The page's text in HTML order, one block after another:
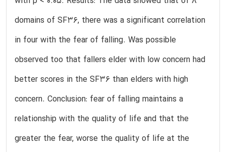
domains of SF36, there was a significant correlation
in four with the fear of falling. Was possible
observed too that fallers elder with low concern had
better scores in the SF36 than elders with high
concern. Conclusion: fear of falling maintains a
relationship with the quality of life and that the
greater the fear, worse the quality of life at the